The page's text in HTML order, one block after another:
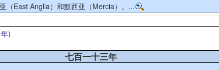
（East Anglia）和默西亚（Mercia）。...
)
七百一十三年